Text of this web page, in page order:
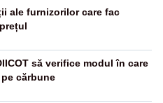
ale furnizorilor care fac
să verifice modul în care
cărbune